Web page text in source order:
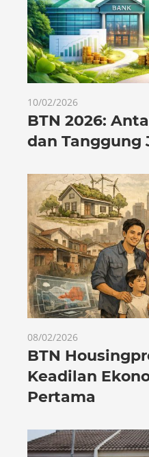
10/02/2026
BTN 2026:
dan Tanggung
08/02/2026
BTN
Keadilan
Pertama